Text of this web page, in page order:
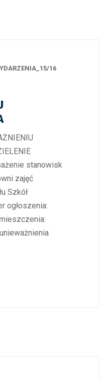
16
stanowisk
zajęć
Szkół
ogłoszenia: